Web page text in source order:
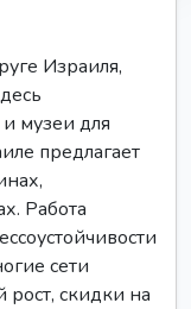
Израиля,
музеи для
предлагает
Работа
сети
скидки на